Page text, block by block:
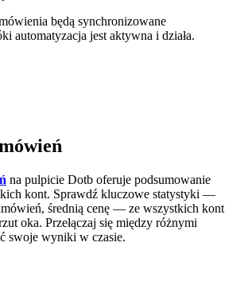
będą synchronizowane
automatyzacja jest aktywna i działa.
na pulpicie Dotb oferuje podsumowanie
kont. Sprawdź kluczowe statystyki —
średnią cenę — ze wszystkich kont
oka. Przełączaj się między różnymi
swoje wyniki w czasie.